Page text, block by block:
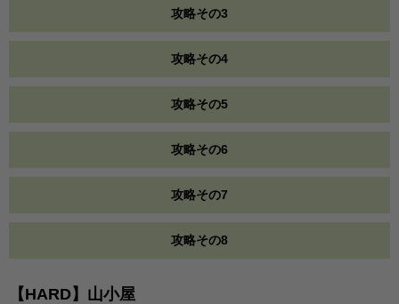
攻略その3
攻略その4
攻略その5
攻略その6
攻略その7
攻略その8
【HARD】山小屋